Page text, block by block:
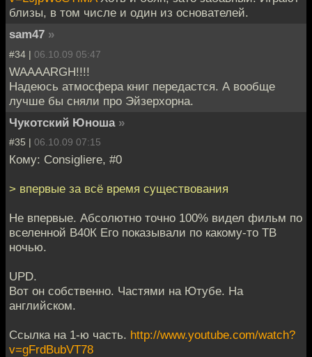
близы, в том числе и один из основателей.
sam47 »
#34 | 06.10.09 05:47
WAAAARGH!!!!
Надеюсь атмосфера книг передастся. А вообще
лучше бы сняли про Эйзерхорна.
Чукотский Юноша »
#35 | 06.10.09 07:15
Кому: Consigliere, #0
> впервые за всё время существования
Не впервые. Абсолютно точно 100% видел фильм по
вселенной В40К Его показывали по какому-то ТВ
ночью.
UPD.
Вот он собственно. Частями на Ютубе. На
английском.
Ссылка на 1-ю часть. http://www.youtube.com/watch?
v=gFrdBubVT78